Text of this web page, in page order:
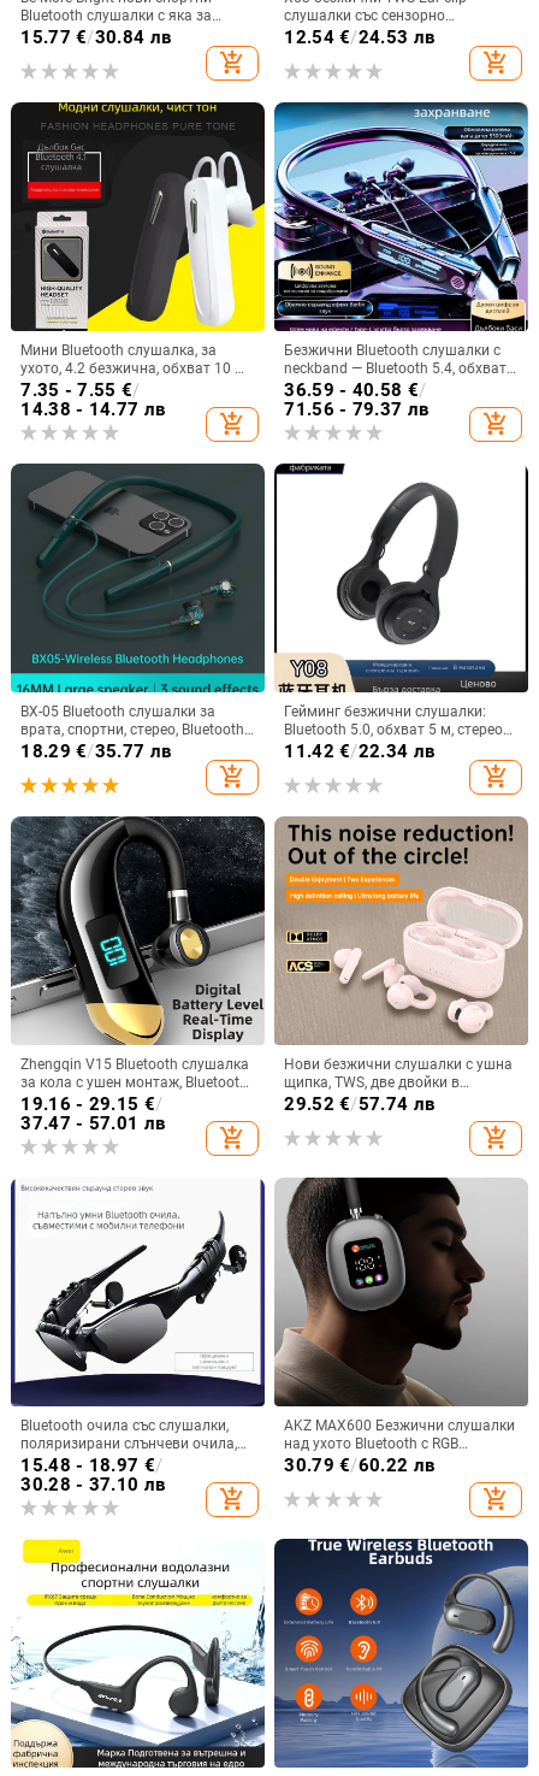
Bluetooth слушалки с яка за
врата, дълга автономия,
водоустойчиви, шумопотискане
за бягане
15.77 €/30.84 лв
add_shopping_cart
слушалки със сензорно
докосване, шумопотискане и
12.54€/24.53 лв
add_shopping_cart
Мини Bluetooth слушалка, за
ухото, 4.2 безжична, обхват 10 м,
мултипойнт, гласово управление
и възпроизвеждане на музика
7.35 - 7.55 €/
14.38 - 14.77 лв
add_shopping_cart
Безжични Bluetooth слушалки с
neckband — Bluetooth 5.4, обхват
10 м, живот на батерията над 8 ч,
стерео звук, цифров дисплей
36.59 - 40.58 €/
71.56 - 79.37 лв
add_shopping_cart
BX-05 Bluetooth слушалки за
врата, спортни, стерео, Bluetooth
5.0, обхват 10 м, живот на
18.29 €/35.77 лв
add_shopping_cart
Гейминг безжични слушалки:
Bluetooth 5.0, обхват 5 м, стерео
звук с шумопотискане, мулти-
батерията 0–4 ч
11.42 €/22.34 лв
add_shopping_cart
Zhengqin V15 Bluetooth слушалка
за кола с ушен монтаж, Bluetooth
5.2, цифров дисплей, живот на
батерията над 8 ч, обхват 10 м,
IPX3 водоустойчива
19.16 - 29.15 €/
37.47 - 57.01 лв
add_shopping_cart
Нови безжични слушалки с ушна
щипка, TWS, две двойки в
комплект, Bluetooth
29.52 €/57.74 лв
add_shopping_cart
Bluetooth очила със слушалки,
поляризирани слънчеви очила,
монтирани на главата (обхват 10
м, Bluetooth 5.0, живот на
батерията 4-8 ч)
15.48 - 18.97 €/
30.28 - 37.10 лв
add_shopping_cart
AKZ MAX600 Безжични слушалки
над ухото Bluetooth с RGB
дисплей и четец за карти,
30.79 €/60.22 лв
add_shopping_cart